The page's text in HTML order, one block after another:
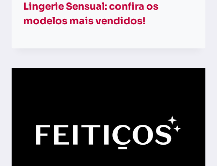
Lingerie Sensual: confira os
modelos mais vendidos!